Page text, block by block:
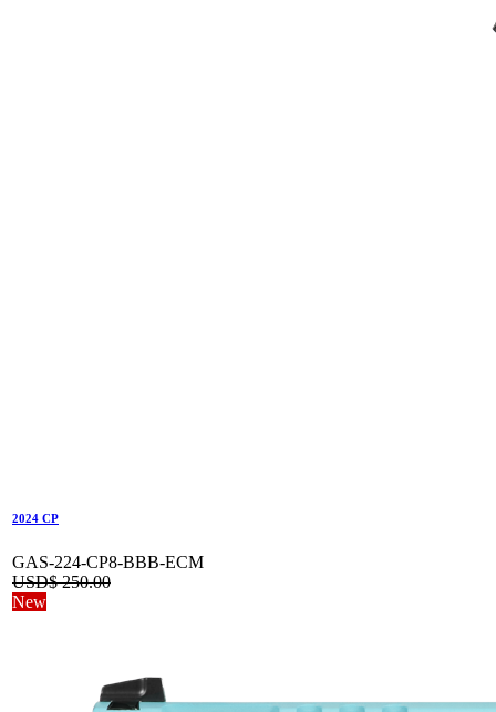
2024 CP
GAS-224-CP8-BBB-ECM
USD$250.00
New